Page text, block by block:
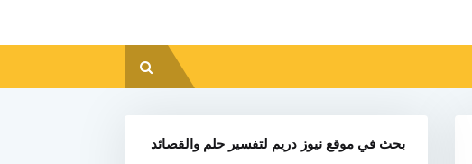
بحث في موقع نيوز دريم لتفسير حلم والقصائد